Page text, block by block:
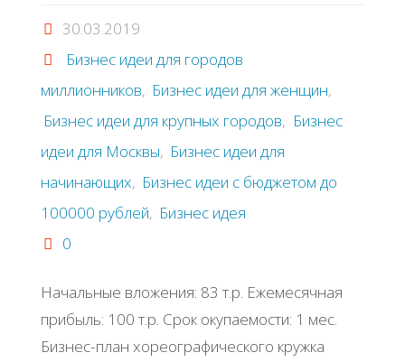
30.03.2019
Бизнес идеи для городов
миллионников, Бизнес идеи для женщин,
Бизнес идеи для крупных городов, Бизнес
идеи для Москвы, Бизнес идеи для
начинающих, Бизнес идеи с бюджетом до
100000 рублей, Бизнес идея
0
Начальные вложения: 83 т.р. Ежемесячная
прибыль: 100 т.р. Срок окупаемости: 1 мес.
Бизнес-план хореографического кружка